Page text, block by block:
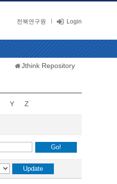
전북연구원 Login
Jthink Repository
Y Z